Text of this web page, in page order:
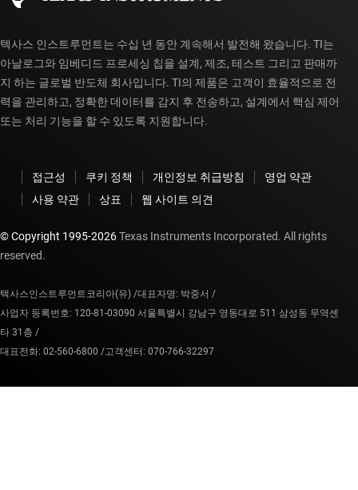
텍사스 인스트루먼트는 수십 년 동안 계속해서 발전해 왔습니다. TI는
아날로그와 임베디드 프로세싱 칩을 설계, 제조, 테스트 그리고 판매까
지 하는 글로벌 반도체 회사입니다. TI의 제품은 고객이 효율적으로 전
력을 관리하고, 정확한 데이터를 감지 후 전송하고, 설계에서 핵심 제어
또는 처리 기능을 할 수 있도록 지원합니다.
접근성 쿠키 정책 개인정보 취급방침
영업 약관
사용 약관
상표 웹 사이트 의견
© Copyright 1995-2026Texas Instruments Incorporated. All rights
reserved.
텍사스인스트루먼트코리아(유) /대표자명: 박중서 /
사업자 등록번호: 120-81-03090 서울특별시 강남구 영동대로 511 삼성동 무역센
타 31층 /
대표전화: 02-560-6800 /고객센터: 070-766-32297